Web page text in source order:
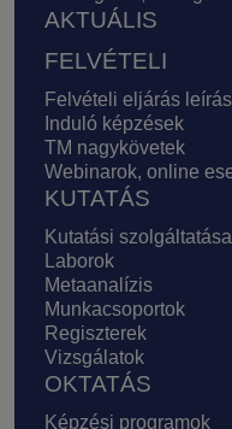
AKTUÁLIS
FELVÉTELI
Felvételi eljárás
Induló képzések
TM nagykövetek
Webinarok, online
KUTATÁS
Kutatási
Laborok
Metaanalízis
Munkacsoportok
Regiszterek
Vizsgálatok
OKTATÁS
Képzési programok